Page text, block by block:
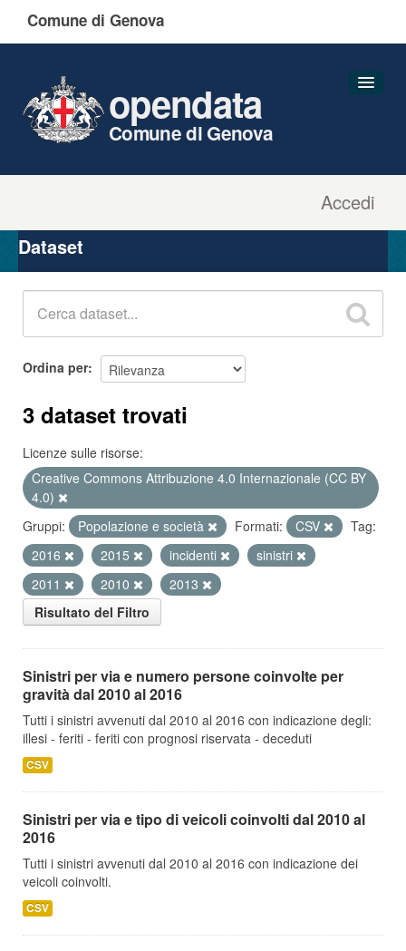
Comune di Genova
Accedi
opendata
Comune di Genova
Organizzazioni
Gruppi
Dataset
Ordina per
3 dataset trovati
Licenze sulle risorse:
Creative Commons Attribuzione 4.0 Internazionale (CC BY
4.0)
Gruppi:
Popolazione e società Formati: CSV
Tag:
2016
2015 incidenti
sinistri
2011
2010
2013
Risultato del Filtro
Sinistri per via e numero persone coinvolte per
gravità dal 2010 al 2016
Tutti i sinistri avvenuti dal 2010 al 2016 con indicazione degli:
illesi - feriti - feriti con prognosi riservata - deceduti
CSV
Sinistri per via e tipo di veicoli coinvolti dal 2010 al
2016
Tutti i sinistri avvenuti dal 2010 al 2016 con indicazione dei
veicoli coinvolti.
CSV